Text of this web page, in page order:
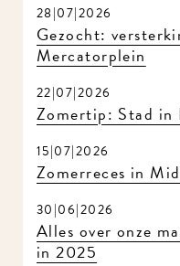
28|07|2026
Gezocht:
Mercatorplein
22|07|2026
Zomertip: Stad in
15|07|2026
Zomerreces in
30|06|2026
Alles over onze
in 2025